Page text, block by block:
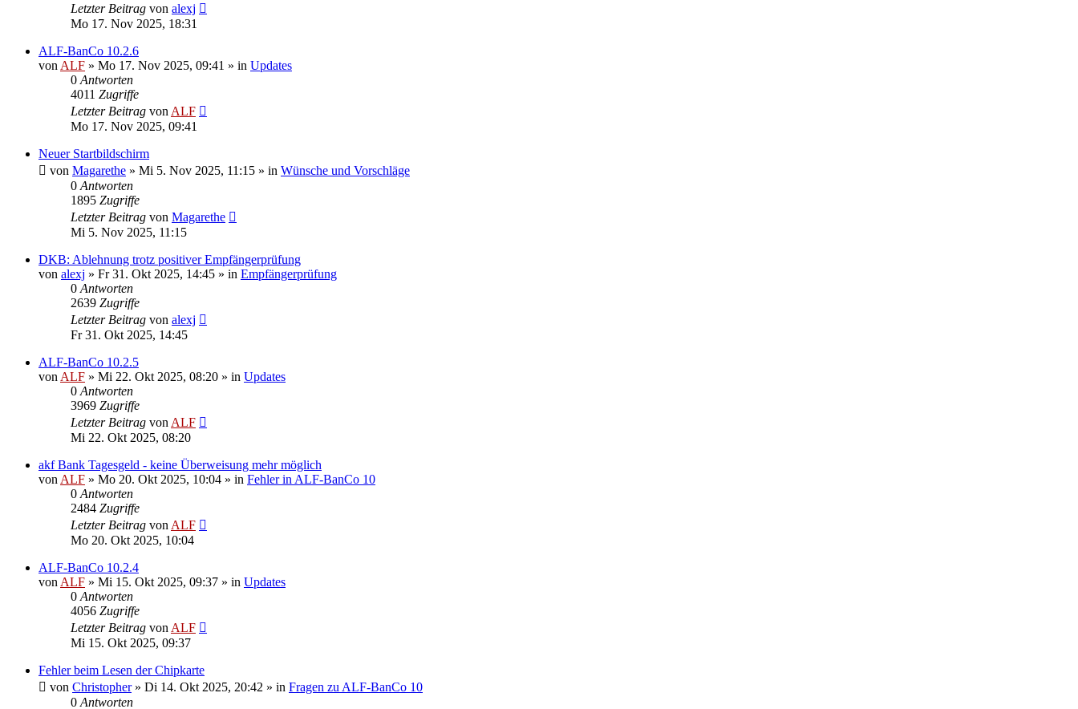
Letzter Beitrag von alexj
Mo 17. Nov 2025, 18:31
ALF-BanCo 10.2.6
von ALF » Mo 17. Nov 2025, 09:41 » in Updates
0 Antworten
4011 Zugriffe
Letzter Beitrag von ALF
Mo 17. Nov 2025, 09:41
Neuer Startbildschirm
von Magarethe » Mi 5. Nov 2025, 11:15 » in Wünsche und Vorschläge
0 Antworten
1895 Zugriffe
Letzter Beitrag von Magarethe
Mi 5. Nov 2025, 11:15
DKB: Ablehnung trotz positiver Empfängerprüfung
von alexj » Fr 31. Okt 2025, 14:45 » in Empfängerprüfung
0 Antworten
2639 Zugriffe
Letzter Beitrag von alexj
Fr 31. Okt 2025, 14:45
ALF-BanCo 10.2.5
von ALF » Mi 22. Okt 2025, 08:20 » in Updates
0 Antworten
3969 Zugriffe
Letzter Beitrag von ALF
Mi 22. Okt 2025, 08:20
akf Bank Tagesgeld - keine Überweisung mehr möglich
von ALF » Mo 20. Okt 2025, 10:04 » in Fehler in ALF-BanCo 10
0 Antworten
2484 Zugriffe
Letzter Beitrag von ALF
Mo 20. Okt 2025, 10:04
ALF-BanCo 10.2.4
von ALF » Mi 15. Okt 2025, 09:37 » in Updates
0 Antworten
4056 Zugriffe
Letzter Beitrag von ALF
Mi 15. Okt 2025, 09:37
Fehler beim Lesen der Chipkarte
von Christopher» Di 14. Okt 2025, 20:42 » in Fragen zu ALF-BanCo 10
0 Antworten